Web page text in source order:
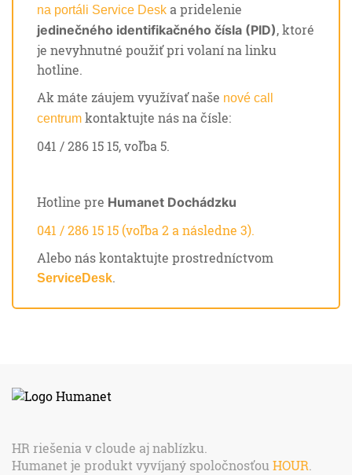
na portáli Service Desk a pridelenie
jedinečného identifikačného čísla (PID), ktoré
je nevyhnutné použiť pri volaní na linku
hotline.
Ak máte záujem využívať naše nové call
centrum kontaktujte nás na čísle:
041 / 286 15 15, voľba 5.
Hotline pre Humanet Dochádzku
041 / 286 15 15 (voľba 2 a následne 3).
Alebo nás kontaktujte prostredníctvom
ServiceDesk.
HR riešenia v cloude aj nablízku.
Humanet je produkt vyvíjaný spoločnosťou HOUR.